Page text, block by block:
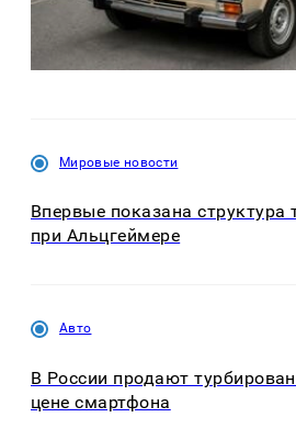
Мировые новости
Впервые показана структура
при Альцгеймере
Авто
В России продают
цене смартфона